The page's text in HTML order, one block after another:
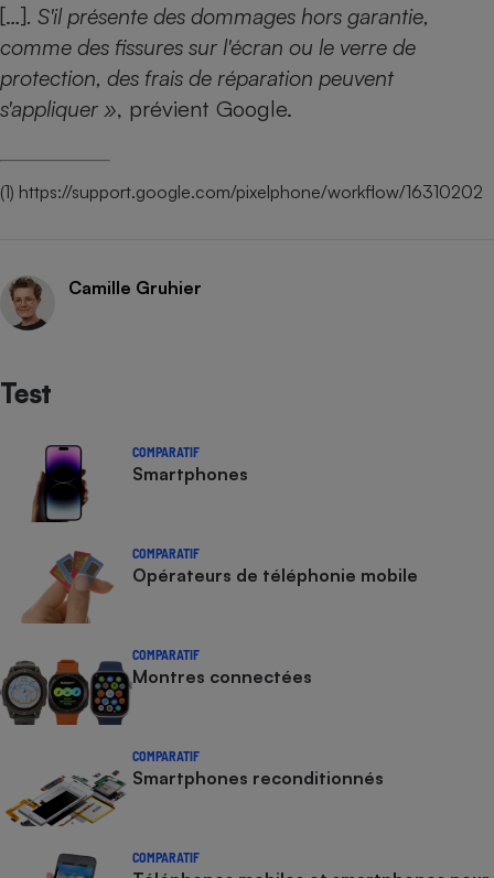
[…]. S'il présente des dommages hors garantie,
comme des fissures sur l'écran ou le verre de
protection, des frais de réparation peuvent
s'appliquer », prévient Google.
(1) https://support.google.com/pixelphone/workflow/16310202
Camille Gruhier
Test
COMPARATIF
Smartphones
COMPARATIF
Opérateurs de téléphonie mobile
COMPARATIF
Montres connectées
COMPARATIF
Smartphones reconditionnés
COMPARATIF